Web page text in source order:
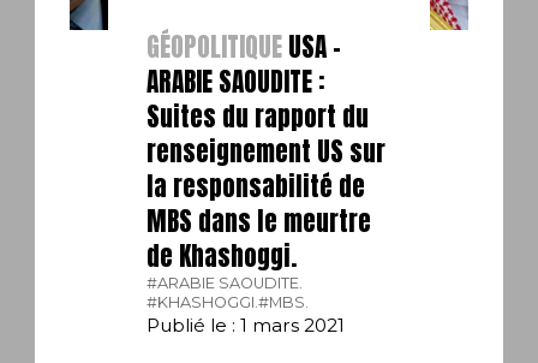
GÉOPOLITIQUEUSA –
ARABIE SAOUDITE :
Suites du rapport du
renseignement US sur
la responsabilité de
MBS dans le meurtre
de Khashoggi.
#ARABIE SAOUDITE.
#KHASHOGGI.#MBS.
Publié le : 1 mars 2021